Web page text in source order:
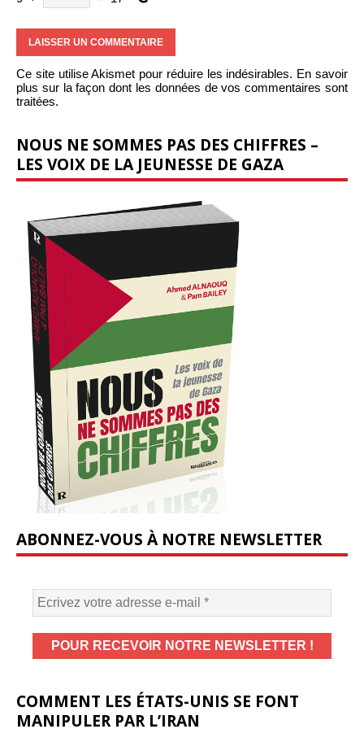
Ce site utilise Akismet pour réduire les indésirables. En savoir
plus sur la façon dont les données de vos commentaires sont
traitées.
NOUS NE SOMMES PAS DES CHIFFRES –
LES VOIX DE LA JEUNESSE DE GAZA
ABONNEZ-VOUS À NOTRE NEWSLETTER
COMMENT LES ÉTATS-UNIS SE FONT
MANIPULER PAR L’IRAN